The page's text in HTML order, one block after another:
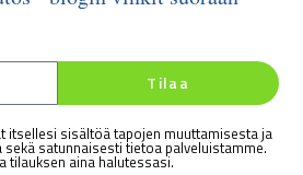
Tilaa
itsellesi sisältöä tapojen muuttamisesta ja
satunnaisesti tietoa palveluistamme.
tilauksen aina halutessasi.